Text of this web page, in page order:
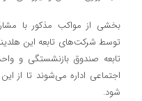
بخشی از مواکب مذکور با
توسط شرکت‌های تابعه این
تابعه صندوق بازنشستگی و
اجتماعی اداره می‌شوند تا از
شود.